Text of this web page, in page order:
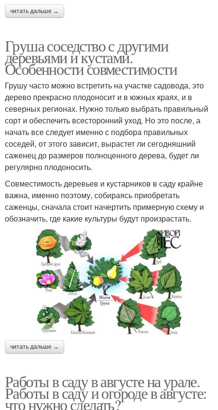
читать дальше →
Груша соседство с другими
деревьями и кустами.
Особенности совместимости
Грушу часто можно встретить на участке садовода, это
дерево прекрасно плодоносит и в южных краях, и в
северных регионах. Нужно только выбрать правильный
сорт и обеспечить всесторонний уход. Но это после, а
начать все следует именно с подбора правильных
соседей, от этого зависит, вырастет ли сегодняшний
саженец до размеров полноценного дерева, будет ли
регулярно плодоносить.
Совместимость деревьев и кустарников в саду крайне
важна, именно поэтому, собираясь приобретать
саженцы, сначала стоит начертить примерную схему и
обозначить, где какие культуры будут произрастать.
читать дальше →
Работы в саду в августе на урале.
Работы в саду и огороде в августе:
что нужно сделать?